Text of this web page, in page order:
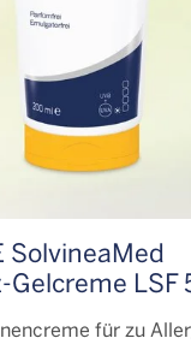
SolvineaMed
LSF
für zu